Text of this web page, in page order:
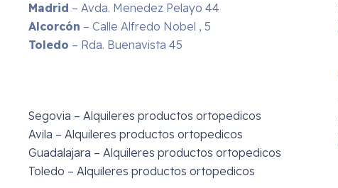
Madrid – Avda. Menedez Pelayo 44
Alcorcón – Calle Alfredo Nobel , 5
Toledo – Rda. Buenavista 45
Segovia – Alquileres productos ortopedicos
Avila – Alquileres productos ortopedicos
Guadalajara – Alquileres productos ortopedicos
Toledo – Alquileres productos ortopedicos